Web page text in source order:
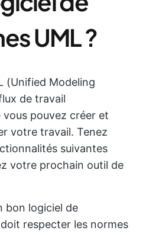
UML ?
(Unified Modeling
de travail
vous pouvez créer et
votre travail. Tenez
suivantes
votre prochain outil de
bon logiciel de
respecter les normes